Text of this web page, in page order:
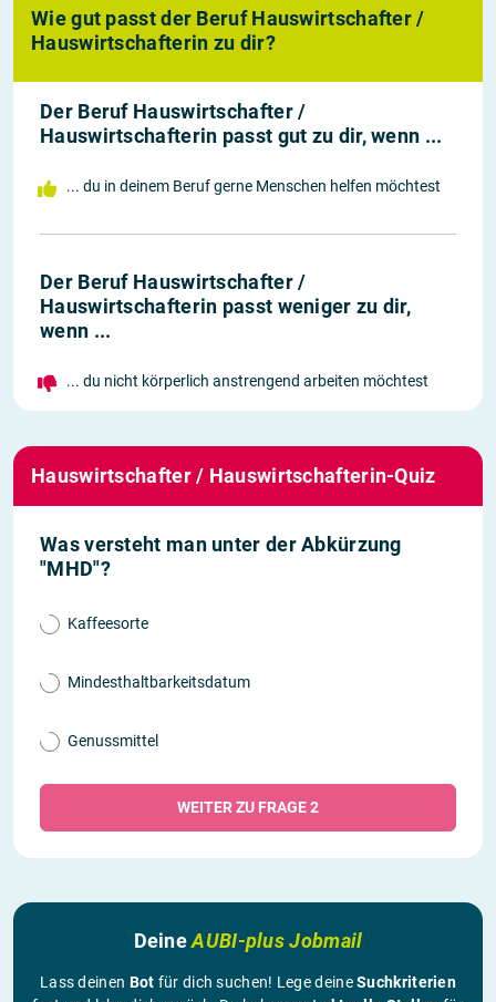
Wie gut passt der Beruf Hauswirtschafter /
Hauswirtschafterin zu dir?
Der Beruf Hauswirtschafter /
Hauswirtschafterin passt gut zu dir, wenn ...
... du in deinem Beruf gerne Menschen helfen möchtest
Der Beruf Hauswirtschafter /
Hauswirtschafterin passt weniger zu dir,
wenn ...
... du nicht körperlich anstrengend arbeiten möchtest
Hauswirtschafter / Hauswirtschafterin-Quiz
Was versteht man unter der Abkürzung
"MHD"?
Kaffeesorte
Mindesthaltbarkeitsdatum
Genussmittel
WEITER ZU FRAGE 2
DeineAUBI-plus Jobmail
Lass deinen Bot für dich suchen! Lege deineSuchkriterien